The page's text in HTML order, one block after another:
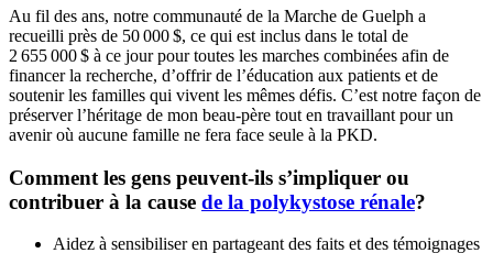
Au fil des ans, notre communauté de la Marche de Guelph a
recueilli près de 50 000 $, ce qui est inclus dans le total de
2 655 000 $ à ce jour pour toutes les marches combinées afin de
financer la recherche, d’offrir de l’éducation aux patients et de
soutenir les familles qui vivent les mêmes défis. C’est notre façon de
préserver l’héritage de mon beau-père tout en travaillant pour un
avenir où aucune famille ne fera face seule à la PKD.
Comment les gens peuvent-ils s’impliquer ou
contribuer à la cause de la polykystose rénale?
Aidez à sensibiliser en partageant des faits et des témoignages